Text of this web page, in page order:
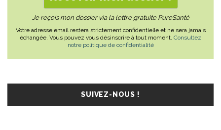
Je reçois mon dossier via la lettre gratuite PureSanté
Votre adresse email restera strictement confidentielle et ne sera jamais
échangée. Vous pouvez vous désinscrire à tout moment. Consultez
notre politique de confidentialité
SUIVEZ-NOUS !